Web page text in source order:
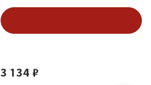
3 134 ₽